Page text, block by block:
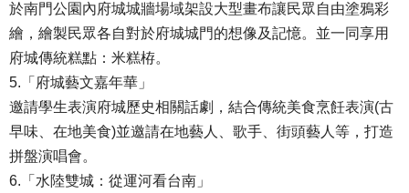
於南門公園內府城城牆場域架設大型畫布讓民眾自由塗鴉彩
繪，繪製民眾各自對於府城城門的想像及記憶。並一同享用
府城傳統糕點：米糕栫。
5.「府城藝文嘉年華」
邀請學生表演府城歷史相關話劇，結合傳統美食烹飪表演(古
早味、在地美食)並邀請在地藝人、歌手、街頭藝人等，打造
拼盤演唱會。
6.「水陸雙城：從運河看台南」